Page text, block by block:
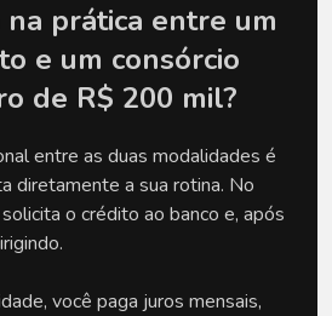
na prática entre um
e um consórcio
de R$ 200 mil?
entre as duas modalidades é
diretamente a sua rotina. No
o crédito ao banco e, após
você paga juros mensais,